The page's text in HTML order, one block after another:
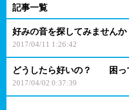
記事一覧
好みの音を探してみませんか
2017/04/11 1:26:42
どうしたら好いの？ 困
2017/04/02 0:37:39